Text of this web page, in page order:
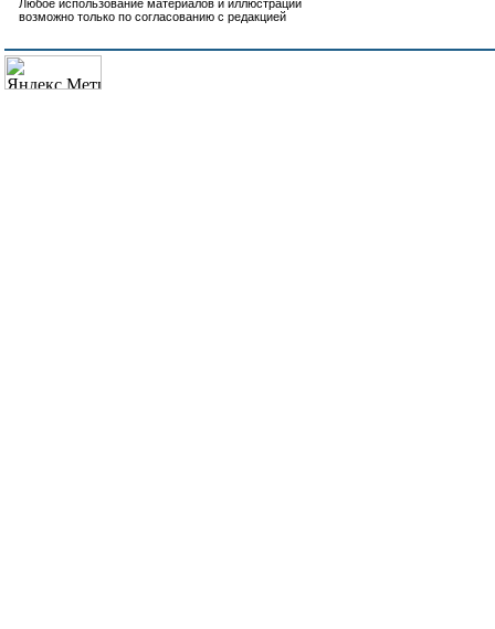
Любое использование материалов и иллюстраций
возможно только по согласованию с редакцией